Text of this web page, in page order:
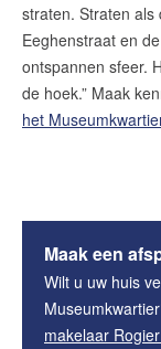
straten. Straten als
Eeghenstraat en
ontspannen sfeer.
de hoek.” Maak
het
Maak een
Wilt u uw huis
makelaar